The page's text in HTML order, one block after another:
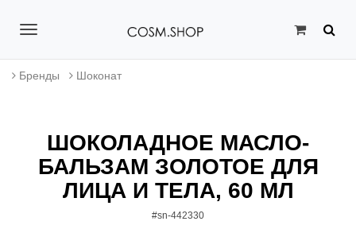
T
o
Бренды Шоконат
ШОКОЛАДНОЕ МАСЛО-
БАЛЬЗАМ ЗОЛОТОЕ ДЛЯ
ЛИЦА И ТЕЛА, 60 МЛ
#sn-442330